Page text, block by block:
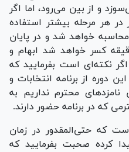
و از بین می‌رود، اما اگر
دقیقه مقرر در هر مرحله بیشتر استفاده
خواهد شد و در پایان
جمع‌بندی از مدت ۶ دقیقه کسر خواهد شد ابهام و
نکته‌ای است بفرمایید که
دوره از برنامه انتخابات و
نامزد‌های محترم نداریم به
که در برنامه حضور دارند.
که حتی‌المقدور در زمان
کرده صحبت بفرمایید که